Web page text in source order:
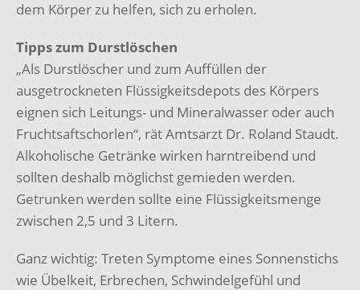
dem Körper zu helfen, sich zu erholen.
Tipps zum Durstlöschen
„Als Durstlöscher und zum Auffüllen der
ausgetrockneten Flüssigkeitsdepots des Körpers
eignen sich Leitungs- und Mineralwasser oder auch
Fruchtsaftschorlen“, rät Amtsarzt Dr. Roland Staudt.
Alkoholische Getränke wirken harntreibend und
sollten deshalb möglichst gemieden werden.
Getrunken werden sollte eine Flüssigkeitsmenge
zwischen 2,5 und 3 Litern.
Ganz wichtig: Treten Symptome eines Sonnenstichs
wie Übelkeit, Erbrechen, Schwindelgefühl und